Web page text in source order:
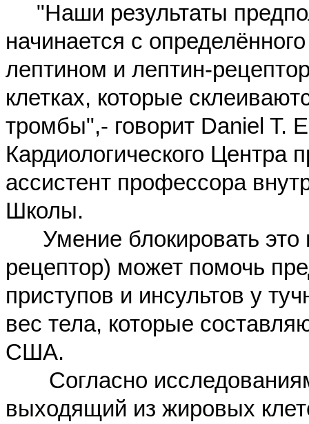
"Наши результаты
начинается с
лептином и лептин-
клетках, которые
тромбы",- говорит Daniel T.
Кардиологического Центра
ассистент профессора
Школы.
Умение блокировать это
рецептор) может помочь
приступов и инсультов у
вес тела, которые
США.
Согласно
выходящий из жировых